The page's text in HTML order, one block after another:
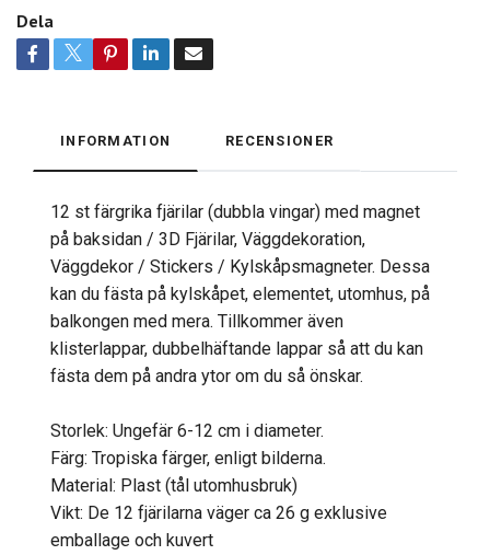
Dela
INFORMATION RECENSIONER
12 st färgrika fjärilar (dubbla vingar) med magnet
på baksidan / 3D Fjärilar, Väggdekoration,
Väggdekor / Stickers / Kylskåpsmagneter. Dessa
kan du fästa på kylskåpet, elementet, utomhus, på
balkongen med mera. Tillkommer även
klisterlappar, dubbelhäftande lappar så att du kan
fästa dem på andra ytor om du så önskar.
Storlek: Ungefär 6-12 cm i diameter.
Färg: Tropiska färger, enligt bilderna.
Material: Plast (tål utomhusbruk)
Vikt: De 12 fjärilarna väger ca 26 g exklusive
emballage och kuvert